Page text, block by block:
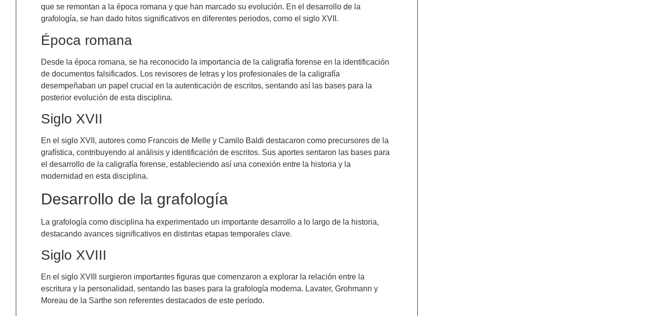
que se remontan a la época romana y que han marcado su evolución. En el desarrollo de la
grafología, se han dado hitos significativos en diferentes periodos, como el siglo XVII.
Época romana
Desde la época romana, se ha reconocido la importancia de la caligrafía forense en la identificación
de documentos falsificados. Los revisores de letras y los profesionales de la caligrafía
desempeñaban un papel crucial en la autenticación de escritos, sentando así las bases para la
posterior evolución de esta disciplina.
Siglo XVII
En el siglo XVII, autores como Francois de Melle y Camilo Baldi destacaron como precursores de la
grafística, contribuyendo al análisis y identificación de escritos. Sus aportes sentaron las bases para
el desarrollo de la caligrafía forense, estableciendo así una conexión entre la historia y la
modernidad en esta disciplina.
Desarrollo de la grafología
La grafología como disciplina ha experimentado un importante desarrollo a lo largo de la historia,
destacando avances significativos en distintas etapas temporales clave.
Siglo XVIII
En el siglo XVIII surgieron importantes figuras que comenzaron a explorar la relación entre la
escritura y la personalidad, sentando las bases para la grafología moderna. Lavater, Grohmann y
Moreau de la Sarthe son referentes destacados de este período.